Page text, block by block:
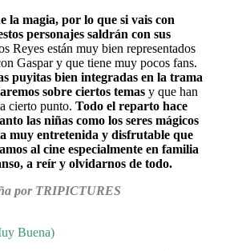
la magia, por lo que si vais con
personajes saldrán con sus
Reyes están muy bien representados
Gaspar y que tiene muy pocos fans.
puyitas bien integradas en la trama
sobre ciertos temas y que han
cierto punto. Todo el reparto hace
las niñas como los seres mágicos
muy entretenida y disfrutable que
al cine especialmente en familia
a reír y olvidarnos de todo.
por TRIPICTURES
Buena)